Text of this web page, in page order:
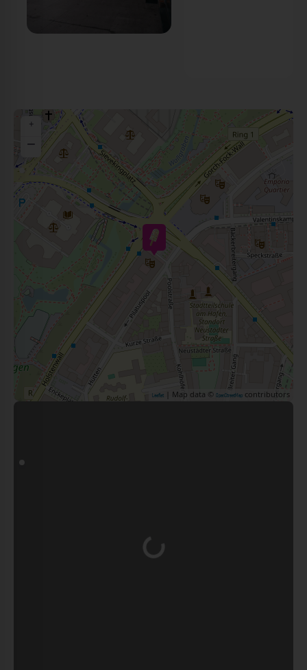
+
−
Leaflet | Map data © OpenStreetMap contributors
Wird geladen …